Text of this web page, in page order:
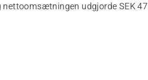
nettoomsætningen udgjorde SEK 47